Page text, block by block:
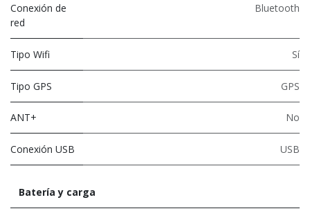
Conexión de
red
Bluetooth
Tipo Wifi Sí
Tipo GPS GPS
ANT+ No
Conexión USB USB
Batería y carga